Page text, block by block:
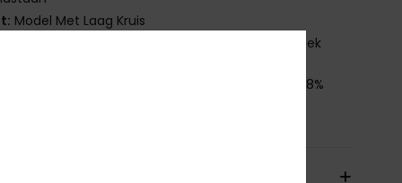
Model Met Laag Kruis
Brede Tailleband Met Ingesloten Elastiek
[Hoofdstof] 92% gerecycled polyester, 8%